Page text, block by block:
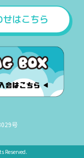
はこちら
号
Reserved.